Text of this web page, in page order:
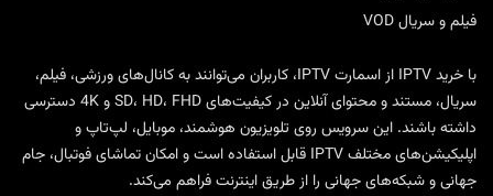
فیلم و سریال VOD
با خرید IPTV ازاسمارت IPTV
، کاربران می‌توانند به کانال‌های ورزشی، فیلم،
سریال، مستند و محتوای آنلاین در کیفیت‌های SD، HD، FHD و 4K دسترسی
داشته باشند. این سرویس روی تلویزیون هوشمند، موبایل، لپ‌تاپ و
اپلیکیشن‌های مختلف IPTV قابل استفاده است و امکان تماشای فوتبال، جام
جهانی و شبکه‌های جهانی را از طریق اینترنت فراهم می‌کند.